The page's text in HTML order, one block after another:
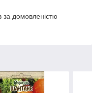
за домовленістю